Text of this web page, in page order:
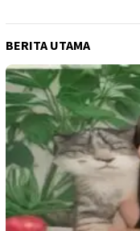
BERITA UTAMA